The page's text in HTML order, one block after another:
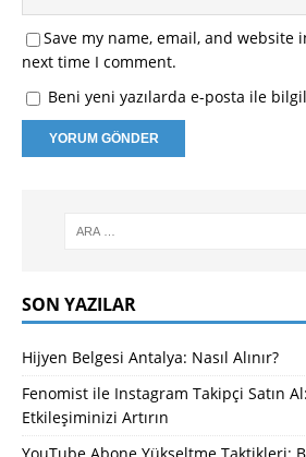
Save my name, email, and
next time I comment.
Beni yeni yazılarda e-posta ile
SON YAZILAR
Hijyen Belgesi Antalya: Nasıl Alınır?
Fenomist ile Instagram Takipçi Satın
Etkileşiminizi Artırın